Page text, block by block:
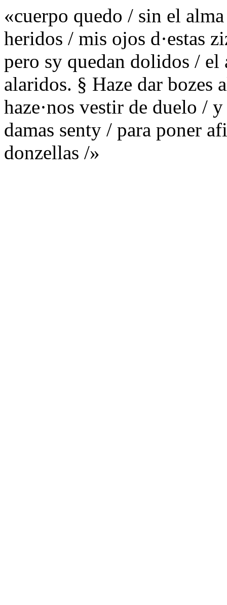
«cuerpo quedo / sin el
heridos / mis ojos d·estas
pero sy quedan dolidos / el
alaridos. § Haze dar bozes
haze·nos vestir de duelo /
damas senty / para poner
donzellas /»